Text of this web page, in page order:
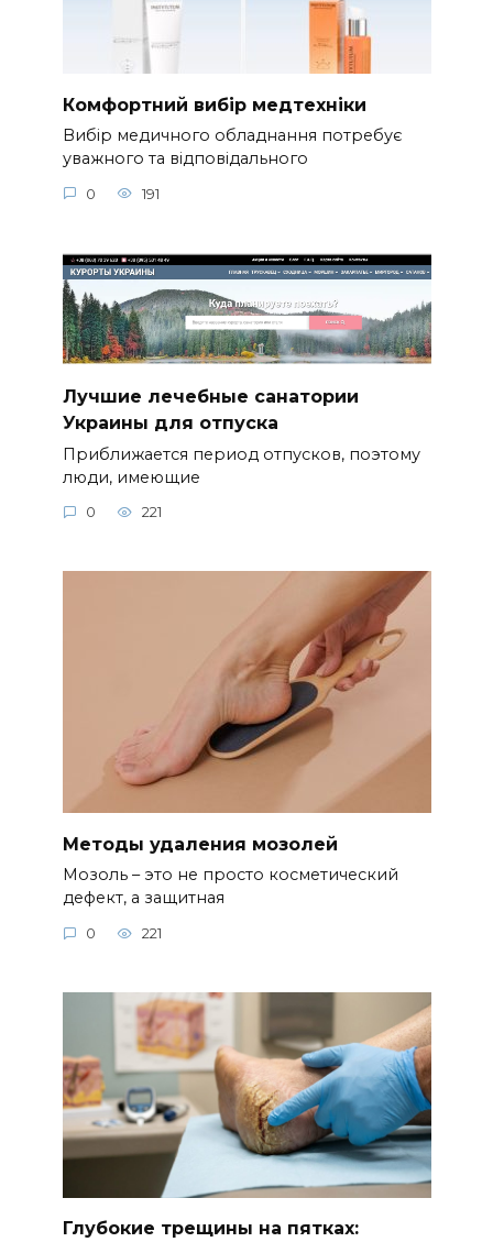
Комфортний вибір медтехніки
Вибір медичного обладнання потребує
уважного та відповідального
0 191
Лучшие лечебные санатории
Украины для отпуска
Приближается период отпусков, поэтому
люди, имеющие
0 221
Методы удаления мозолей
Мозоль – это не просто косметический
дефект, а защитная
0 221
Глубокие трещины на пятках: